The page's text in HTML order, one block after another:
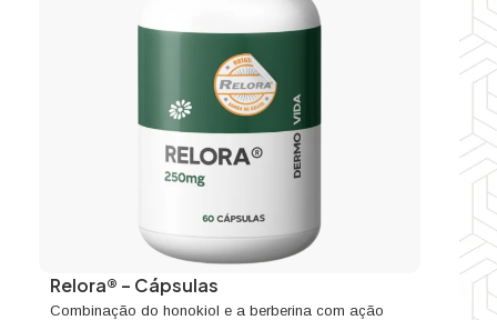
Relora® – Cápsulas
Combinação do honokiol e a berberina com ação